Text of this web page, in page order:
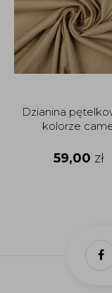
Dzianina
kolorze
59,00 zł